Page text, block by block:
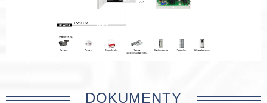
DOKUMENTY